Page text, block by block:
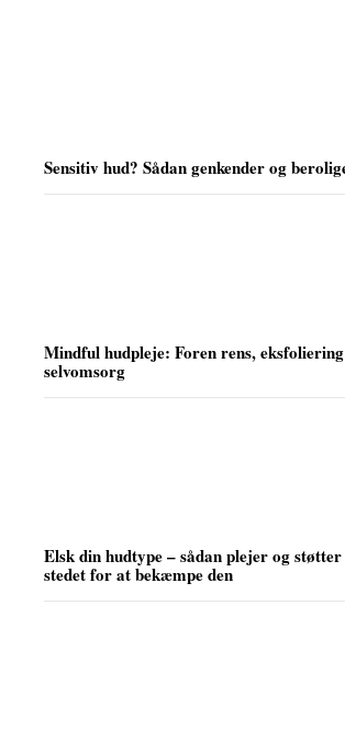
Sensitiv hud? Sådan genkender og
Mindful hudpleje: Foren rens,
selvomsorg
Elsk din hudtype – sådan plejer og
stedet for at bekæmpe den